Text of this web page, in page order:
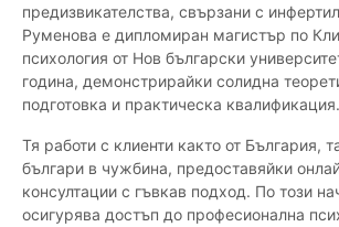
предизвикателства, свързани с
Руменова е дипломиран магистър по
психология от Нов български
година, демонстрирайки солидна
подготовка и практическа квалификация.
Тя работи с клиенти както от България,
българи в чужбина, предоставяйки
консултации с гъвкав подход. По този
осигурява достъп до професионална